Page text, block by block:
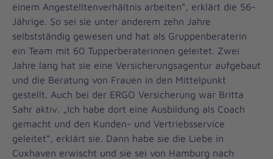
einem Angestelltenverhältnis arbeiten“, erklärt die 56-
Jährige. So sei sie unter anderem zehn Jahre
selbstständig gewesen und hat als Gruppenberaterin
ein Team mit 60 Tupperberaterinnen geleitet. Zwei
Jahre lang hat sie eine Versicherungsagentur aufgebaut
und die Beratung von Frauen in den Mittelpunkt
gestellt. Auch bei der ERGO Versicherung war Britta
Sahr aktiv. „Ich habe dort eine Ausbildung als Coach
gemacht und den Kunden- und Vertriebsservice
geleitet“, erklärt sie. Dann habe sie die Liebe in
Cuxhaven erwischt und sie sei von Hamburg nach